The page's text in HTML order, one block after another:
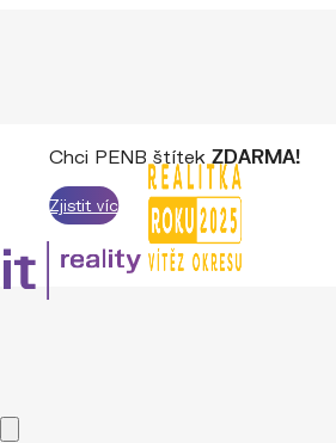
Chci PENB štítek ZDARMA!
Zjistit víc